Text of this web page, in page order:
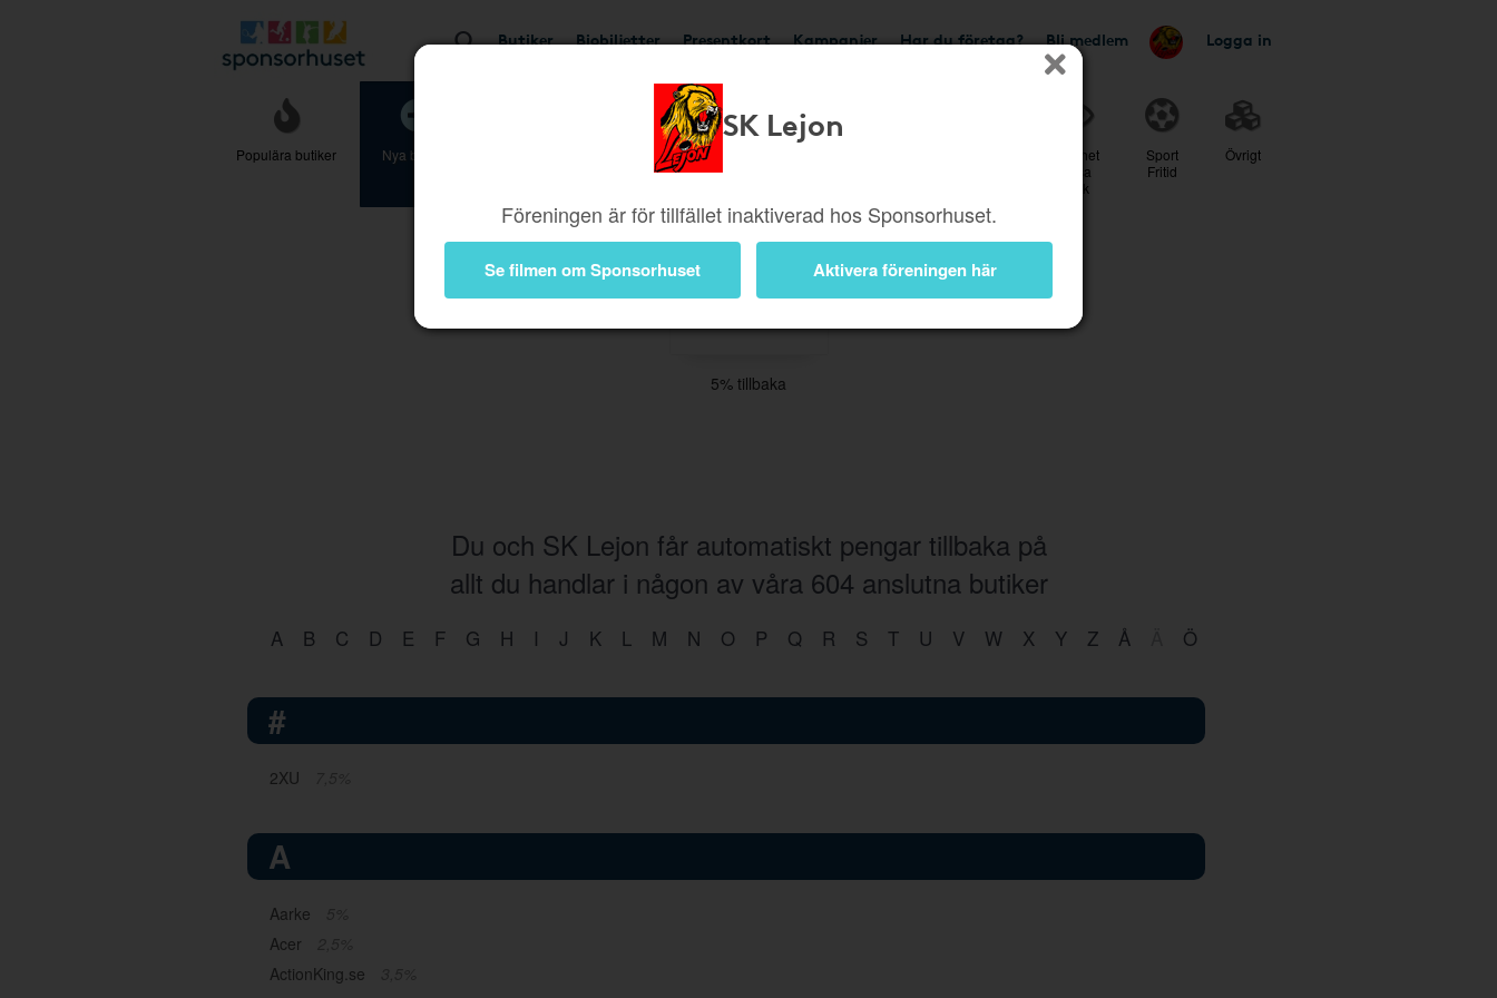
Butiker Biobiljetter Presentkort Kampanjer Har du företag? Bli medlem Logga in
SK Lejon
Föreningen är för tillfället inaktiverad hos Sponsorhuset.
Se filmen om Sponsorhuset Aktivera föreningen här
Populära butiker Nya butiker
Hem
Trädgård
Skönhet
Hälsa
Optik
Sport
Fritid
Övrigt
5% tillbaka
Du och SK Lejon får automatiskt pengar tillbaka på
allt du handlar i någon av våra 604 anslutna butiker
A B C D E F G H I J K L M N O P Q R S T U V W X Y Z Å Ö
#
2XU
A
Aarke
Acer
ActionKing.se